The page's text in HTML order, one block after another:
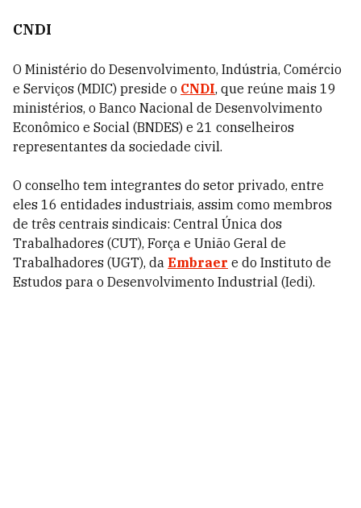
CNDI
O Ministério do Desenvolvimento, Indústria, Comércio
e Serviços (MDIC) preside o CNDI, que reúne mais 19
ministérios, o Banco Nacional de Desenvolvimento
Econômico e Social (BNDES) e 21 conselheiros
representantes da sociedade civil.
O conselho tem integrantes do setor privado, entre
eles 16 entidades industriais, assim como membros
de três centrais sindicais: Central Única dos
Trabalhadores (CUT), Força e União Geral de
Trabalhadores (UGT), da Embraer e do Instituto de
Estudos para o Desenvolvimento Industrial (Iedi).